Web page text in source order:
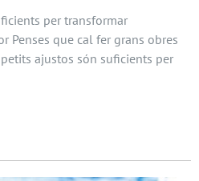
per transformar
Penses que cal fer grans obres
ajustos són suficients per